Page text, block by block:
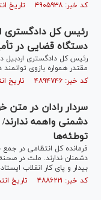
کد خبر: ۴۹۰۵۹۳۸ تاریخ انتشار : ۱۴۰۵/۰۴/۱۰
رئیس کل دادگستری
دستگاه قضایی در
رئیس کل دادگستری اردبیل
مقتدر همواره بازوی
کد خبر: ۴۸۹۴۷۴۶ تاریخ انتشار : ۱۴۰۵/۰۲/۰۹
سردار رادان در متن
دشمنی واهمه
توطئه‌ها
فرمانده کل انتظامی در
دشمنان ندارند. ملت در
بیدار و پای کار انقلاب
کد خبر: ۴۸۸۶۲۲۱ تاریخ انتشار : ۱۴۰۴/۱۲/۲۲